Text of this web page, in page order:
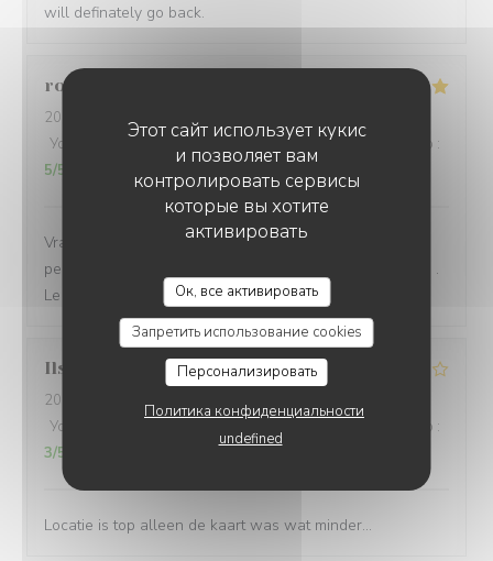
Этот сайт использует кукис
и позволяет вам
контролировать сервисы
которые вы хотите
активировать
Ок, все активировать
Запретить использование cookies
Персонализировать
Политика конфиденциальности
undefined
will definately go back.
roseline
2026-08-04
- 20:00 - гости 2
Услуги
Меню: Цена / качество :
5/5
Vraiment un bon moment… le site est exceptionnel. Le
personnel fort sympathique et les plats proposés variés .
Le mien était délicieux !
Ilse
2026-08-04
- 19:30 - гости 4
Услуги
Цена / качество :
3/5
Locatie is top alleen de kaart was wat minder…
LA PLAGE DE L'ÎLE D'OR